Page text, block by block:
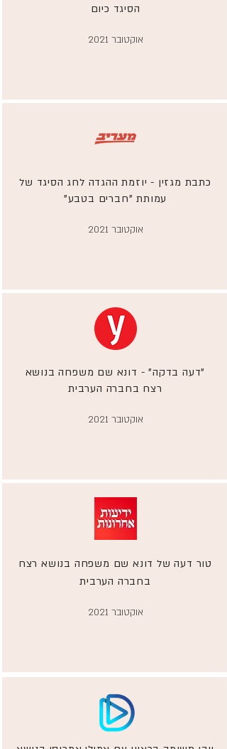
הסיגד כיום
אוקטובר 2021
כתבת מגזין - יוזמת ההגדה לחג הסיגד של
עמותת "חברים בטבע"
אוקטובר 2021
"דעה בדקה" - דונא שם משפחה בנושא
רצח בחברה הערבית
אוקטובר 2021
טור דעה של דונא שם משפחה בנושא רצח
בחברה הערבית
אוקטובר 2021